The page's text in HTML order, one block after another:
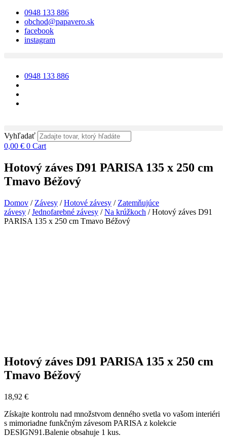
Preskočiť
obsah
0948 133 886
obchod@papavero.sk
facebook
instagram
0948 133 886
Vyhľadať
0,00 € 0 Cart
Hotový záves D91 PARISA 135 x 250 cm
Tmavo Béžový
Domov / Závesy /Hotové závesy / Zatemňujúce
závesy /Jednofarebné závesy /Na krúžkoch / Hotový záves D91
PARISA 135 x 250 cm Tmavo Béžový
Hotový záves D91 PARISA 135 x 250 cm
Tmavo Béžový
18,92 €
Získajte kontrolu nad množstvom denného svetla vo vašom interiéri
s mimoriadne funkčným závesom PARISA z kolekcie
DESIGN91.Balenie obsahuje 1 kus.